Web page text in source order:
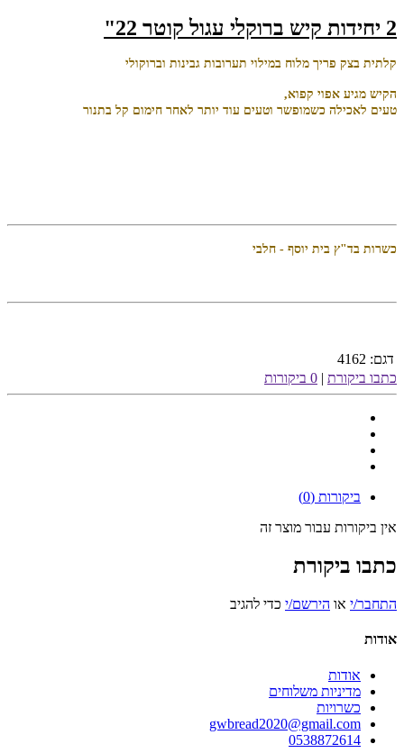
2 יחידות קיש ברוקלי עגול קוטר 22"
קלתית בצק פריך מלוח במילוי תערובות גבינות וברוקולי
הקיש מגיע אפוי קפוא,
טעים לאכילה כשמופשר וטעים עוד יותר לאחר חימום קל בתנור
כשרות בד"ץ בית יוסף - חלבי
דגם: 4162
כתבו ביקורת | 0 ביקורות
ביקורות (0)
אין ביקורות עבור מוצר זה
כתבו ביקורת
התחבר/י או הירשם/י כדי להגיב
אודות
אודות
מדיניות משלוחים
כשרויות
gwbread2020@gmail.com
0538872614